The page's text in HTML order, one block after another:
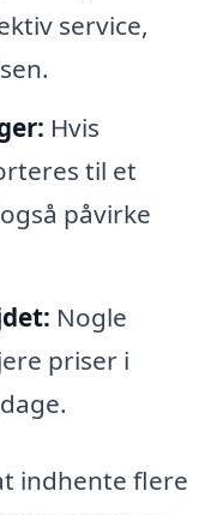
service,
Hvis
til et
påvirke
Nogle
priser i
indhente flere